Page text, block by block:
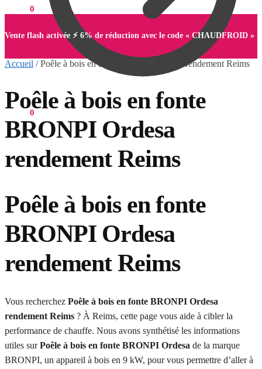
0
0
Vente flash activée ⚡ 6% de réduction avec le code « CHAUDFROID »
Accueil /Poêle à bois en fonte BRONPI Ordesa rendement Reims
Poêle à bois en fonte
BRONPI Ordesa
rendement Reims
Poêle à bois en fonte
BRONPI Ordesa
rendement Reims
Vous recherchez Poêle à bois en fonte BRONPI Ordesa
rendement Reims ? À Reims, cette page vous aide à cibler la
performance de chauffe. Nous avons synthétisé les informations
utiles surPoêle à bois en fonte BRONPI Ordesa de la marque
BRONPI, un appareil à bois en 9 kW, pour vous permettre d’aller à